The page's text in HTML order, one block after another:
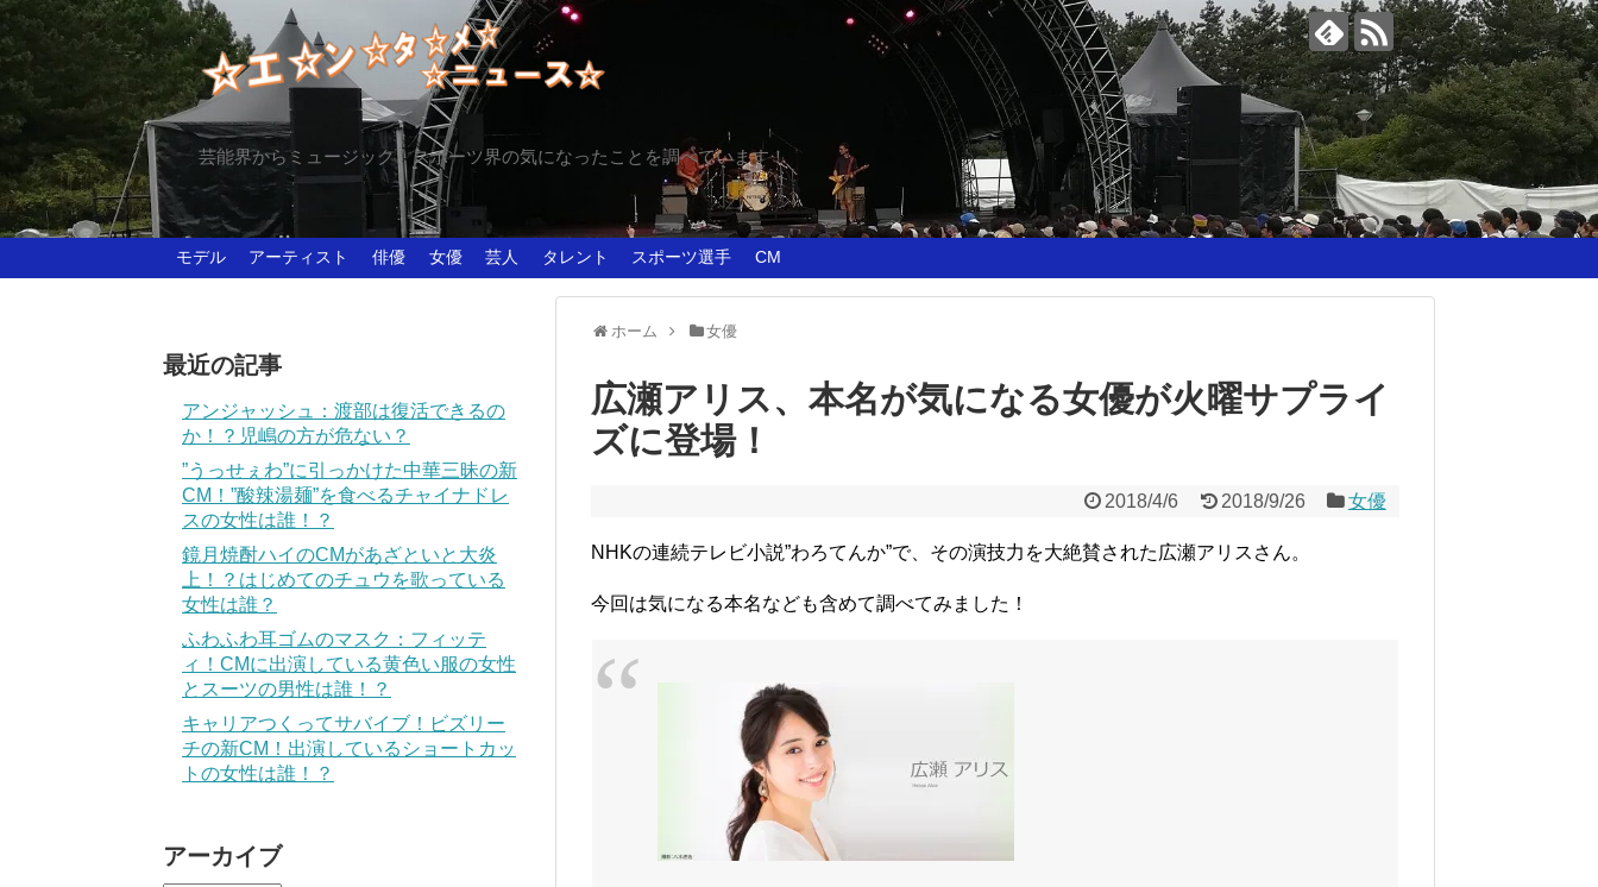
芸能界からミュージック、スポーツ界の気になったことを調べています！
モデル アーティスト 俳優 女優 芸人 タレント スポーツ選手 CM
ホーム 女優
広瀬アリス、本名が気になる女優が火曜サプライ
ズに登場！
2018/4/6 2018/9/26 女優
NHKの連続テレビ小説”わろてんか”で、その演技力を大絶賛された広瀬アリスさん。
今回は気になる本名なども含めて調べてみました！
最近の記事
アンジャッシュ：渡部は復活できるの
か！？児嶋の方が危ない？
”うっせぇわ”に引っかけた中華三昧の新
CM！”酸辣湯麺”を食べるチャイナドレ
スの女性は誰！？
鏡月焼酎ハイのCMがあざといと大炎
上！？はじめてのチュウを歌っている
女性は誰？
ふわふわ耳ゴムのマスク：フィッテ
ィ！CMに出演している黄色い服の女性
とスーツの男性は誰！？
キャリアつくってサバイブ！ビズリー
チの新CM！出演しているショートカッ
トの女性は誰！？
アーカイブ